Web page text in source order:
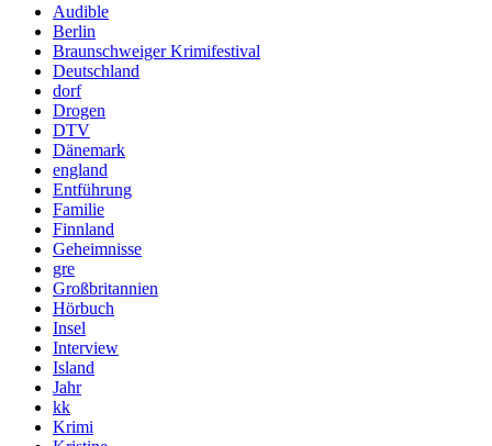
Audible
Berlin
Braunschweiger Krimifestival
Deutschland
dorf
Drogen
DTV
Dänemark
england
Entführung
Familie
Finnland
Geheimnisse
gre
Großbritannien
Hörbuch
Insel
Interview
Island
Jahr
kk
Krimi